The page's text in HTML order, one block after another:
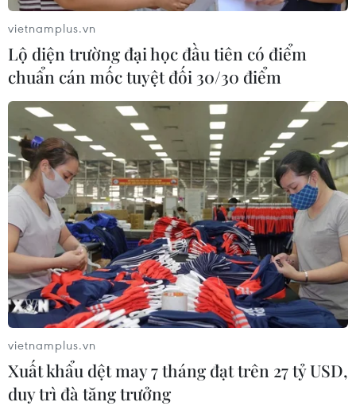
vietnamplus.vn
Lộ diện trường đại học đầu tiên có điểm
chuẩn cán mốc tuyệt đối 30/30 điểm
vietnamplus.vn
Xuất khẩu dệt may 7 tháng đạt trên 27 tỷ USD,
duy trì đà tăng trưởng